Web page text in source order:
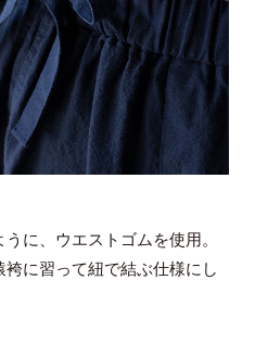
に、ウエストゴムを使用。
に習って紐で結ぶ仕様にし